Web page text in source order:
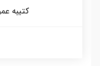
کتیبه